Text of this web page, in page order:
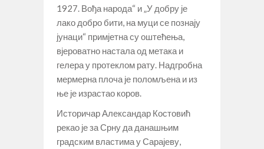
1927. Вођа народа“ и „У добру је
лако добро бити, на муци се познају
јунаци“ примјетна су оштећења,
вјероватно настала од метака и
гелера у протеклом рату. Надгробна
мермерна плоча је поломљена и из
ње је израстао коров.
Историчар Александар Костовић
рекао је за Срну да данашњим
градским властима у Сарајеву,